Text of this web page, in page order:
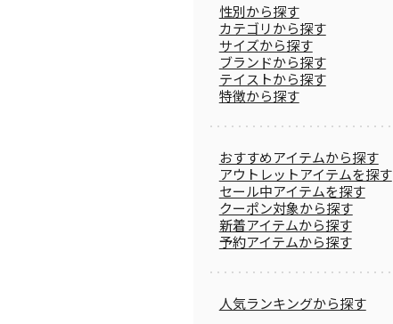
性別から探す
カテゴリから探す
サイズから探す
ブランドから探す
テイストから探す
特徴から探す
おすすめアイテムから探す
アウトレットアイテムを探す
セール中アイテムを探す
クーポン対象から探す
新着アイテムから探す
予約アイテムから探す
人気ランキングから探す